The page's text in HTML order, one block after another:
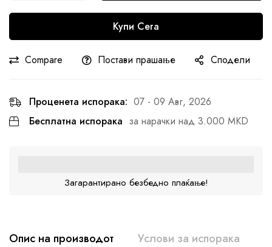
Купи Сега
Compare Постави прашање Сподели
Проценета испорака: 07 - 09 Авг, 2026
Бесплатна испорака за нарачки над 3.000 MKD
Загарантирано безбедно плаќање!
Опис на производот Услови за испорака